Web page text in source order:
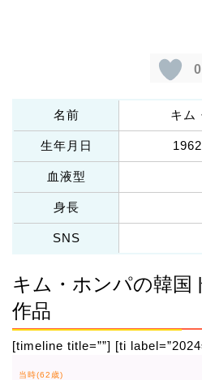
0
名前 キム
生年月日
血液型
身長
SNS
キム・ホンパの韓国
作品
[timeline title=””] [ti label=”2024
当時(62歳)